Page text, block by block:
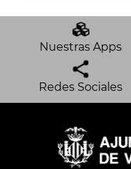
Nuestras Apps
Redes Sociales